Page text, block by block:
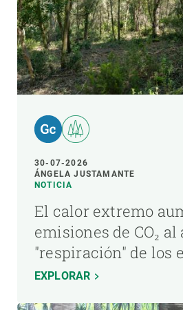
30-07-2026
ÁNGELA JUSTAMANTE
NOTICIA
El calor extremo
emisiones de CO₂
"respiración" de los
EXPLORAR